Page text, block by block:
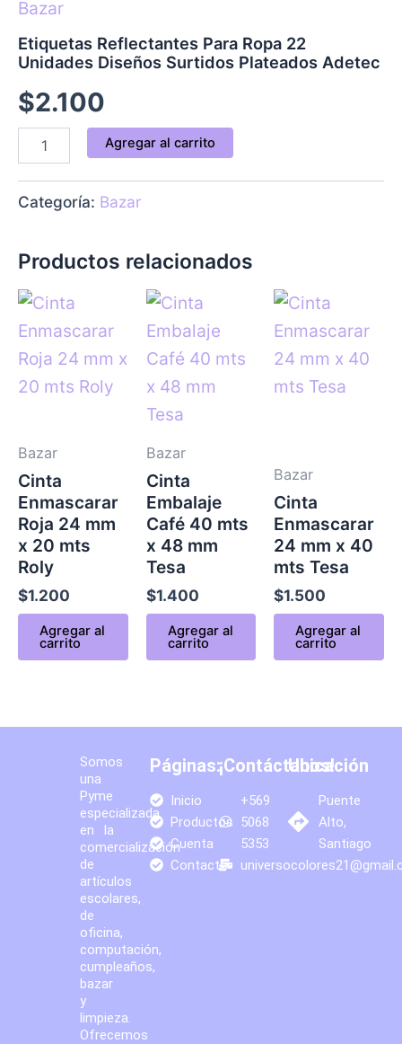
Bazar
Etiquetas Reflectantes Para Ropa 22
Unidades Diseños Surtidos Plateados Adetec
$2.100
Agregar al carrito
Categoría: Bazar
Productos relacionados
Bazar
Cinta
Enmascarar
Roja 24 mm
x 20 mts
Roly
$1.200
Agregar al
carrito
Bazar
Cinta
Embalaje
Café 40 mts
x 48 mm
Tesa
$1.400
Agregar al
carrito
Bazar
Cinta
Enmascarar
24 mm x 40
mts Tesa
$1.500
Agregar al
carrito
Somos
una
Pyme
especializada
en la
comercialización
de
artículos
escolares,
de
oficina,
computación,
cumpleaños,
bazar
y
limpieza.
Ofrecemos
Páginas:
Inicio
Productos
Cuenta
Contacto
¡Contáctanos!
+569
5068
5353
Ubicación
Puente
Alto,
Santiago